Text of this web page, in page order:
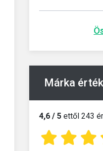
Márka
4,6 / 5 ettől 243